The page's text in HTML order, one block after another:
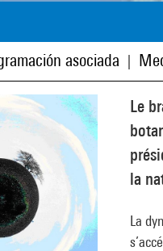
asociada
Le
la
La